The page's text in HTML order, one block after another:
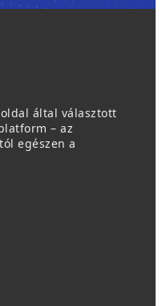
által választott
– az
egészen a